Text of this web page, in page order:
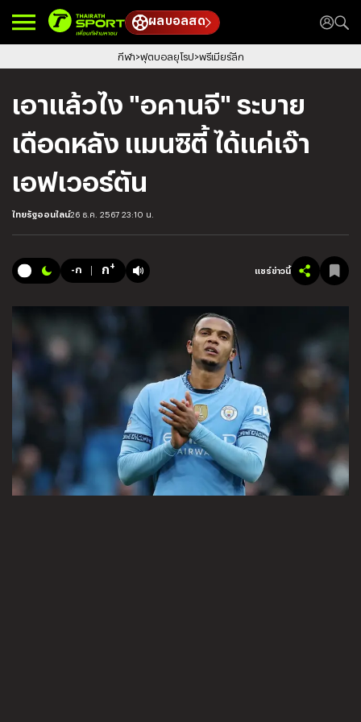
ผลบอลสด
กีฬา ฟุตบอลยุโรป พรีเมียร์ลีก
เอาแล้วไง "อคานจี" ระบาย
เดือดหลัง แมนซิตี้ ได้แค่เจ๊า
เอฟเวอร์ตัน
ไทยรัฐออนไลน์26 ธ.ค. 2567 23:10 น.
-ก ก+ แชร์ข่าวนี้